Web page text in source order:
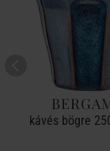
kávés bögre